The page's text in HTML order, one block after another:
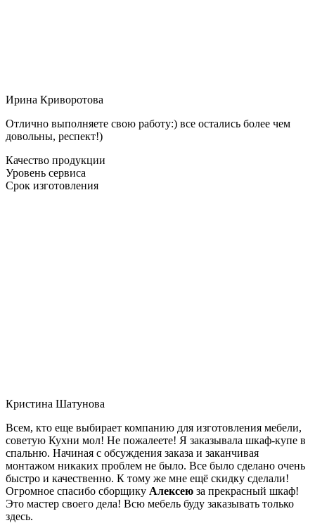
Ирина Криворотова
Отлично выполняете свою работу:) все остались более чем
довольны, респект!)
Качество продукции
Уровень сервиса
Срок изготовления
Кристина Шатунова
Всем, кто еще выбирает компанию для изготовления мебели,
советую Кухни мол! Не пожалеете! Я заказывала шкаф-купе в
спальню. Начиная с обсуждения заказа и заканчивая
монтажом никаких проблем не было. Все было сделано очень
быстро и качественно. К тому же мне ещё скидку сделали!
Огромное спасибо сборщику Алексею за прекрасный шкаф!
Это мастер своего дела! Всю мебель буду заказывать только
здесь.